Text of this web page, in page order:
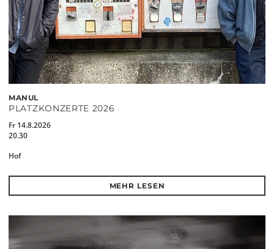
MANUL
PLATZKONZERTE 2026
Fr 14.8.2026
20.30
Hof
MEHR LESEN